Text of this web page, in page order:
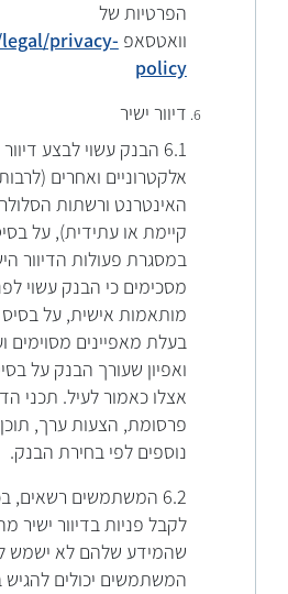
הפרטיות של
וואטסאפ privacy-
policy
דיוור ישיר
6.1 הבנק עשוי לבצע
אלקטרוניים ואחרים
האינטרנט ורשתות
קיימת או עתידית), על
במסגרת פעולות הדיוור
מסכימים כי הבנק עשוי
מותאמות אישית, על
בעלת מאפיינים מסוימים
ואפיון שעורך הבנק על
אצלו כאמור לעיל. תכני
פרסומת, הצעות ערך, תוכן
נוספים לפי בחירת הבנק.
6.2 המשתמשים
לקבל פניות בדיוור ישיר
שהמידע שלהם לא ישמש
המשתמשים יכולים